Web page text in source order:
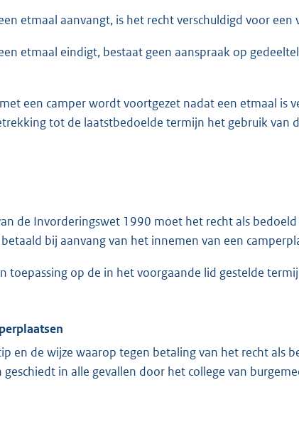
etmaal aanvangt, is het recht verschuldigd voor een
etmaal eindigt, bestaat geen aanspraak op
een camper wordt voortgezet nadat een etmaal is
tot de laatstbedoelde termijn het gebruik van
de Invorderingswet 1990 moet het recht als
bij aanvang van het innemen van een
toepassing op de in het voorgaande lid gestelde
en de wijze waarop tegen betaling van het recht als
in alle gevallen door het college van